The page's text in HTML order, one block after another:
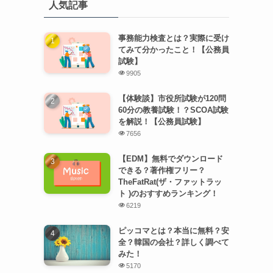
人気記事
事務能力検査とは？実際に受け
てみて分かったこと！【公務員
試験】
9905
【体験談】市役所試験が120問
60分の教養試験！？SCOA試験
を解説！【公務員試験】
7656
【EDM】無料でダウンロード
できる？著作権フリー？
TheFatRat(ザ・ファットラッ
ト )のおすすめランキング！
6219
ピッコマとは？本当に無料？安
全？韓国の会社？詳しく調べて
みた！
5170